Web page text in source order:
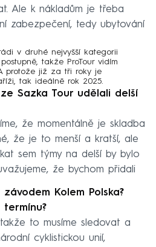
Ale k nákladům je třeba
zabezpečení, tedy ubytování
v druhé nejvyšší kategorii
postupně, takže ProTour vidím
protože již za tři roky je
tak ideálně rok 2025.
Sazka Tour udělali delší
že momentálně je skladba
že je to menší a kratší, ale
sem týmy na delší by bylo
že bychom přidali
Kolem Polska?
to musíme sledovat a
cyklistickou unií,